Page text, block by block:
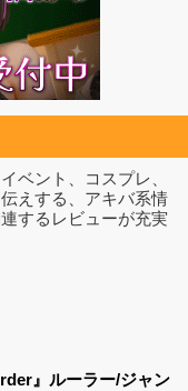
ベント、コスプレ、
えする、アキバ系情
するレビューが充実
』ルーラー/ジャン